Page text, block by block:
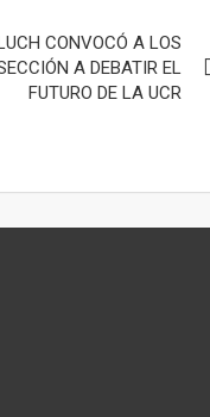
CONVOCÓ A LOS
A DEBATIR EL
FUTURO DE LA UCR